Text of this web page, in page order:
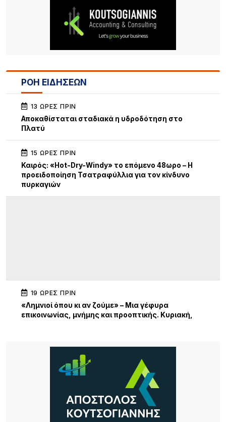
ΡΟΗ ΕΙΔΗΣΕΩΝ
13 ΏΡΕΣ ΠΡΙΝ
Αποκαθίσταται σταδιακά η υδροδότηση στο
Πλατύ
15 ΏΡΕΣ ΠΡΙΝ
Καιρός: «Hot-Dry-Windy» το επόμενο 48ωρο – Η
προειδοποίηση Τσατραφύλλια για τον κίνδυνο
πυρκαγιών
19 ΏΡΕΣ ΠΡΙΝ
«Λημνιοί όπου κι αν ζούμε» – Μια γέφυρα
επικοινωνίας, μνήμης και προοπτικής. Κυριακή,
23 ΏΡΕΣ ΠΡΙΝ
Σχέδια Βελτίωσης: Έρχονται επιδοτήσεις έως
70% για επενδύσεις αγροτών και συλλογικών
σχημάτων – Σημαντική ευκαιρία και για τη Λήμνο
23 ΏΡΕΣ ΠΡΙΝ
Κύκλος Ομιλιών για τα 100 χρόνια της Νέας